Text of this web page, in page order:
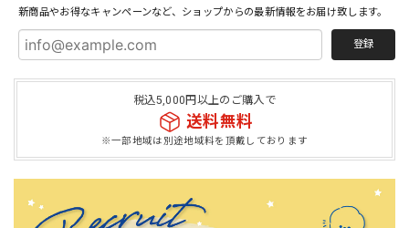
新商品やお得なキャンペーンなど、ショップからの最新情報をお届け致します。
登録
税込5,000円以上のご購入で
送料無料
※一部地域は別途地域料を頂戴しております